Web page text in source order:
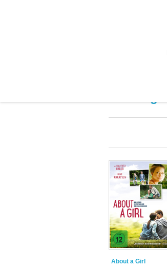
About a Girl